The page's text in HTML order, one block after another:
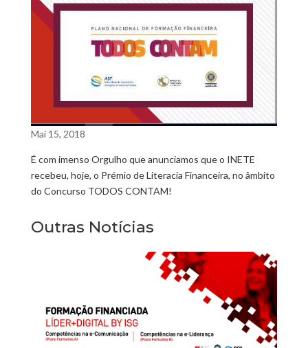
Mai 15, 2018
É com imenso Orgulho que anunciamos que o INETE
recebeu, hoje, o Prémio de Literacia Financeira, no âmbito
do Concurso TODOS CONTAM!
Outras Notícias